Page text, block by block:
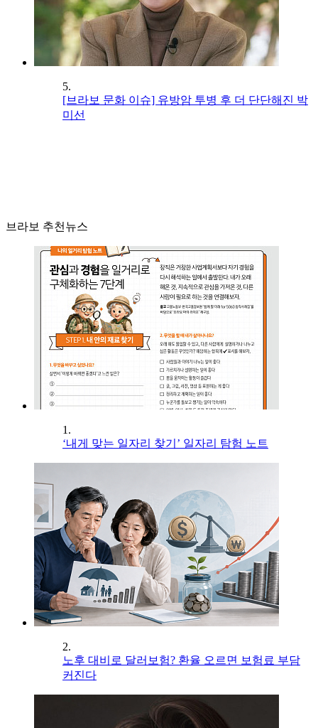
5.
[브라보 문화 이슈] 유방암 투병 후 더 단단해진 박
미선
브라보 추천뉴스
1.
‘내게 맞는 일자리 찾기’ 일자리 탐험 노트
2.
노후 대비로 달러보험? 환율 오르면 보험료 부담
커진다